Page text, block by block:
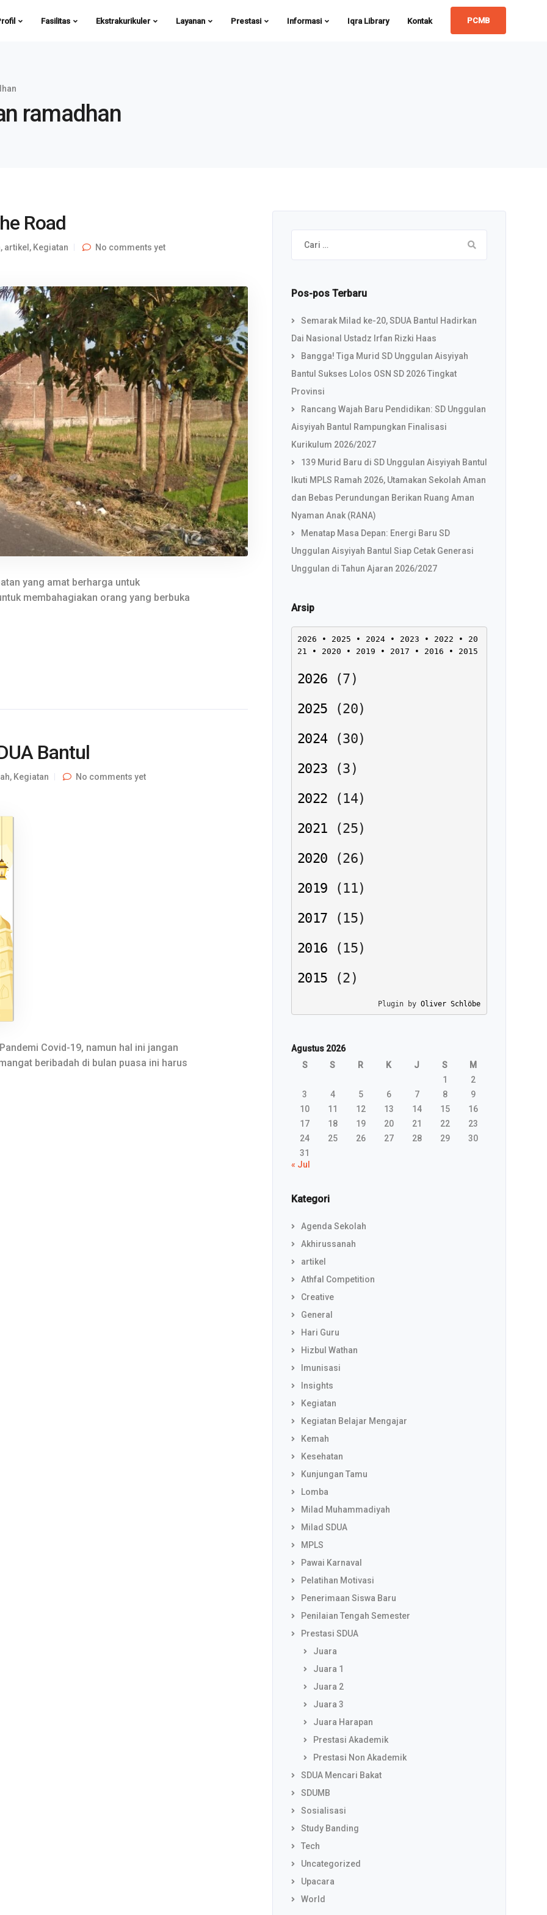
Fasilitas Ekstrakurikuler Layanan Prestasi Informasi Iqra Library Kontak PCMB
ramadhan
Road
, artikel , Kegiatan No comments yet
yang amat berharga untuk
membahagiakan orang yang berbuka
Bantul
, Kegiatan No comments yet
Covid-19, namun hal ini jangan
beribadah di bulan puasa ini harus
Cari
untuk:
Pos-pos Terbaru
Semarak Milad ke-20, SDUA Bantul Hadirkan
Dai Nasional Ustadz Irfan Rizki Haas
Bangga! Tiga Murid SD Unggulan Aisyiyah
Bantul Sukses Lolos OSN SD 2026 Tingkat
Provinsi
Rancang Wajah Baru Pendidikan: SD Unggulan
Aisyiyah Bantul Rampungkan Finalisasi
Kurikulum 2026/2027
139 Murid Baru di SD Unggulan Aisyiyah Bantul
Ikuti MPLS Ramah 2026, Utamakan Sekolah Aman
dan Bebas Perundungan Berikan Ruang Aman
Nyaman Anak (RANA)
Menatap Masa Depan: Energi Baru SD
Unggulan Aisyiyah Bantul Siap Cetak Generasi
Unggulan di Tahun Ajaran 2026/2027
Arsip
2026 • 2025 • 2024 • 2023 • 2022 • 20
21
• 2020 • 2019 • 2017 • 2016 • 2015
2026 (7 )
2025
(20)
2024
(30)
2023
(3 )
2022
(14)
2021
(25)
2020
(26)
2019
(11)
2017
(15)
2016
(15)
2015
(2 )
Plugin by Oliver Schlöbe
Agustus 2026
S
S R K J S
M
1
2
3
4 5 6 7 8
9
10
11 12 13 14 15
16
17
18 19 20 21 22
23
24
25 26 27 28 29
30
31
« Jul
Kategori
Agenda Sekolah
Akhirussanah
artikel
Athfal Competition
Creative
General
Hari Guru
Hizbul Wathan
Imunisasi
Insights
Kegiatan
Kegiatan Belajar Mengajar
Kemah
Kesehatan
Kunjungan Tamu
Lomba
Milad Muhammadiyah
Milad SDUA
MPLS
Pawai Karnaval
Pelatihan Motivasi
Penerimaan Siswa Baru
Penilaian Tengah Semester
Prestasi SDUA
Juara
Juara 1
Juara 2
Juara 3
Juara Harapan
Prestasi Akademik
Prestasi Non Akademik
SDUA Mencari Bakat
SDUMB
Sosialisasi
Study Banding
Tech
Uncategorized
Upacara
World